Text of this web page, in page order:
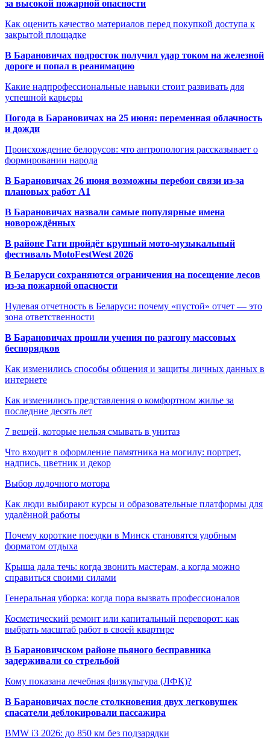
за высокой пожарной опасности
Как оценить качество материалов перед покупкой доступа к
закрытой площадке
В Барановичах подросток получил удар током на железной
дороге и попал в реанимацию
Какие надпрофессиональные навыки стоит развивать для
успешной карьеры
Погода в Барановичах на 25 июня: переменная облачность
и дожди
Происхождение белорусов: что антропология рассказывает о
формировании народа
В Барановичах 26 июня возможны перебои связи из-за
плановых работ A1
В Барановичах назвали самые популярные имена
новорождённых
В районе Гати пройдёт крупный мото-музыкальный
фестиваль MotoFestWest 2026
В Беларуси сохраняются ограничения на посещение лесов
из-за пожарной опасности
Нулевая отчетность в Беларуси: почему «пустой» отчет — это
зона ответственности
В Барановичах прошли учения по разгону массовых
беспорядков
Как изменились способы общения и защиты личных данных в
интернете
Как изменились представления о комфортном жилье за
последние десять лет
7 вещей, которые нельзя смывать в унитаз
Что входит в оформление памятника на могилу: портрет,
надпись, цветник и декор
Выбор лодочного мотора
Как люди выбирают курсы и образовательные платформы для
удалённой работы
Почему короткие поездки в Минск становятся удобным
форматом отдыха
Крыша дала течь: когда звонить мастерам, а когда можно
справиться своими силами
Генеральная уборка: когда пора вызвать профессионалов
Косметический ремонт или капитальный переворот: как
выбрать масштаб работ в своей квартире
В Барановичском районе пьяного бесправника
задерживали со стрельбой
Кому показана лечебная физкультура (ЛФК)?
В Барановичах после столкновения двух легковушек
спасатели деблокировали пассажира
BMW i3 2026: до 850 км без подзарядки